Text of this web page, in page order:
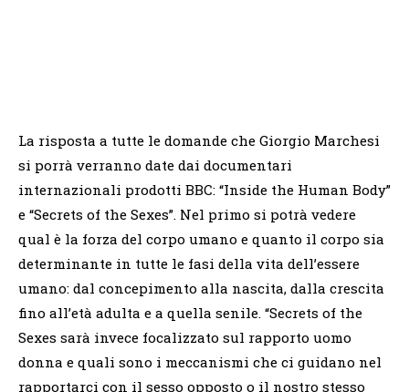
La risposta a tutte le domande che Giorgio Marchesi
si porrà verranno date dai documentari
internazionali prodotti BBC: “Inside the Human Body”
e “Secrets of the Sexes”. Nel primo si potrà vedere
qual è la forza del corpo umano e quanto il corpo sia
determinante in tutte le fasi della vita dell’essere
umano: dal concepimento alla nascita, dalla crescita
fino all’età adulta e a quella senile. “Secrets of the
Sexes sarà invece focalizzato sul rapporto uomo
donna e quali sono i meccanismi che ci guidano nel
rapportarci con il sesso opposto o il nostro stesso